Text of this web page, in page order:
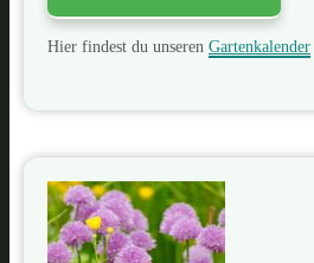
Hier findest du unseren Gartenkalender